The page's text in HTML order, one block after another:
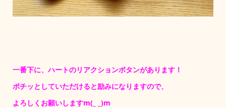
一番下に、ハートのリアクションボタンがあります！
ポチッとしていただけると励みになりますので、
よろしくお願いしますm(_ _)m